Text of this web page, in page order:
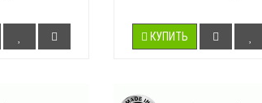
КУПИТЬ